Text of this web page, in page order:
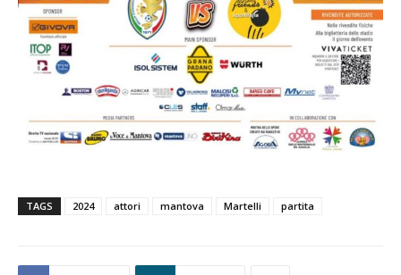
TAGS 2024 attori mantova Martelli partita